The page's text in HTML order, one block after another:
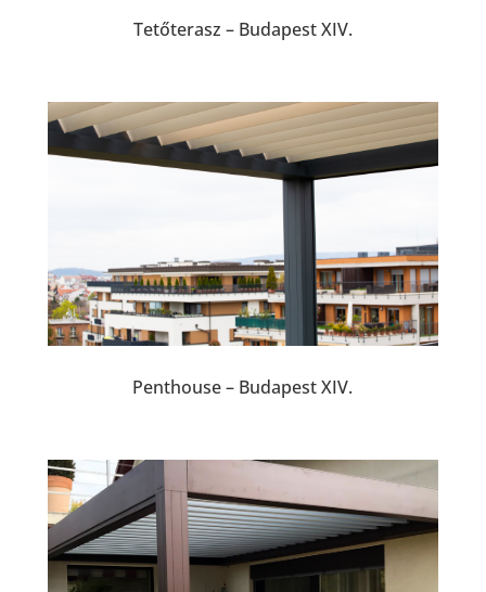
Tetőterasz – Budapest XIV.
Penthouse – Budapest XIV.